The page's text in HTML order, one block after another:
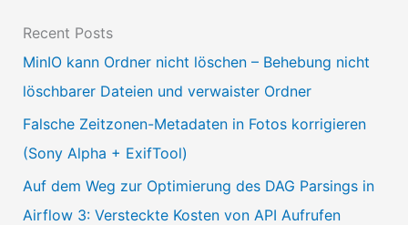
Recent Posts
MinIO kann Ordner nicht löschen – Behebung nicht
löschbarer Dateien und verwaister Ordner
Falsche Zeitzonen-Metadaten in Fotos korrigieren
(Sony Alpha + ExifTool)
Auf dem Weg zur Optimierung des DAG Parsings in
Airflow 3: Versteckte Kosten von API Aufrufen